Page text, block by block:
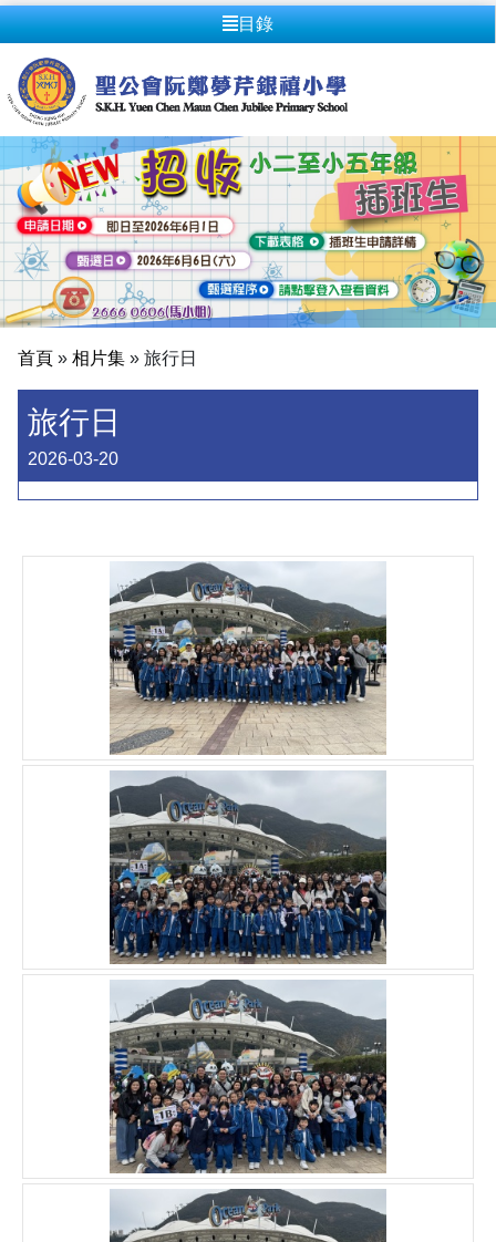
目錄
首頁 » 相片集 » 旅行日
旅行日
2026-03-20